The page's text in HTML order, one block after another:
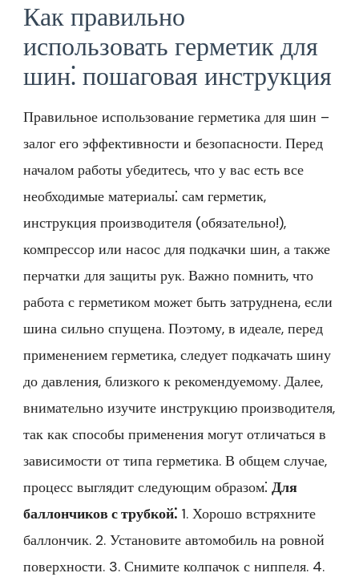
Как правильно
использовать герметик для
шин⁚ пошаговая инструкция
Правильное использование герметика для шин –
залог его эффективности и безопасности. Перед
началом работы убедитесь, что у вас есть все
необходимые материалы⁚ сам герметик,
инструкция производителя (обязательно!),
компрессор или насос для подкачки шин, а также
перчатки для защиты рук. Важно помнить, что
работа с герметиком может быть затруднена, если
шина сильно спущена. Поэтому, в идеале, перед
применением герметика, следует подкачать шину
до давления, близкого к рекомендуемому. Далее,
внимательно изучите инструкцию производителя,
так как способы применения могут отличаться в
зависимости от типа герметика. В общем случае,
процесс выглядит следующим образом⁚ Для
баллончиков с трубкой⁚ 1. Хорошо встряхните
баллончик. 2. Установите автомобиль на ровной
поверхности. 3. Снимите колпачок с ниппеля. 4.